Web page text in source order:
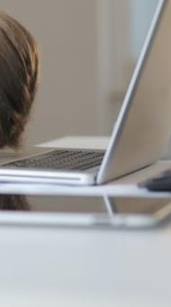
الطبيب، حسبما ذكر
القومي للقلب.
تحذيرية على الإصابة